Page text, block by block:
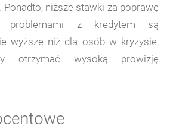
Ponadto, niższe stawki za poprawę
z kredytem są
wyższe niż dla osób w kryzysie,
otrzymać wysoką prowizję